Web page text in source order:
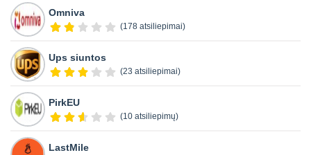
Omniva
(178 atsiliepimai)
Ups siuntos
(23 atsiliepimai)
PirkEU
(10 atsiliepimų)
LastMile